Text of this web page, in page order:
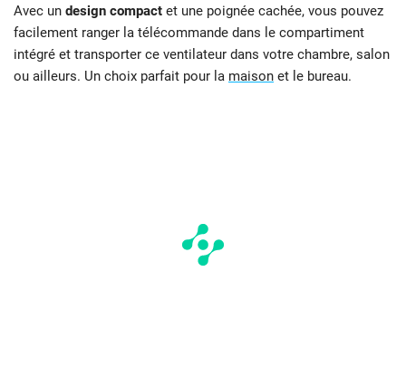
Avec un design compact et une poignée cachée, vous pouvez
facilement ranger la télécommande dans le compartiment
intégré et transporter ce ventilateur dans votre chambre, salon
ou ailleurs. Un choix parfait pour la maison et le bureau.